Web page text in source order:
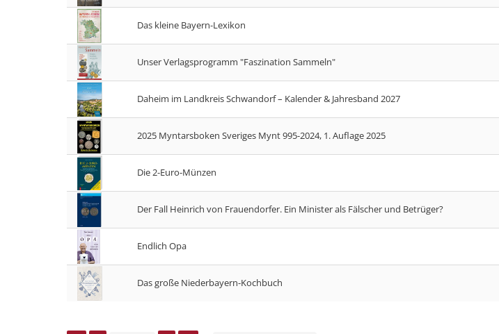
Das kleine Bayern-Lexikon
Unser Verlagsprogramm "Faszination Sammeln"
Daheim im Landkreis Schwandorf – Kalender & Jahresband 2027
2025 Myntarsboken Sveriges Mynt 995-2024, 1. Auflage 2025
Die 2-Euro-Münzen
Der Fall Heinrich von Frauendorfer. Ein Minister als Fälscher und Betrüger?
Endlich Opa
Das große Niederbayern-Kochbuch